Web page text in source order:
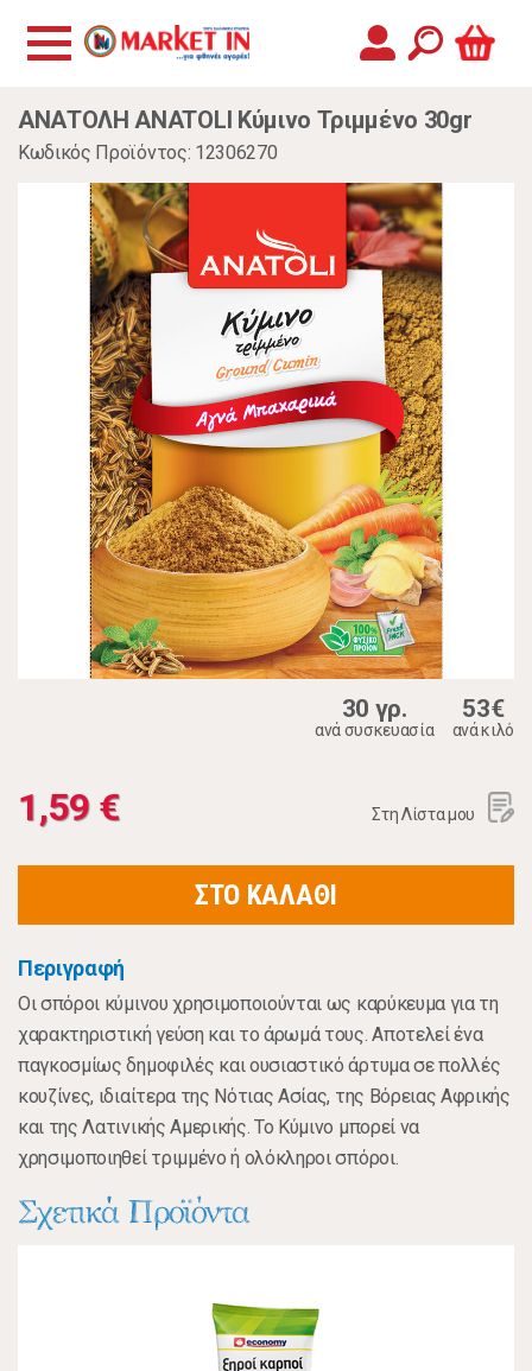
ΑΝΑΤΟΛΗ ANATOLI Κύμινο Τριμμένο 30gr
Κωδικός Προϊόντος: 12306270
30 γρ.
ανά συσκευασία
53€
ανά κιλό
1,59 € Στη Λίστα μου
ΣΤΟ ΚΑΛΑΘΙ
Περιγραφή
Οι σπόροι κύμινου χρησιμοποιούνται ως καρύκευμα για τη
χαρακτηριστική γεύση και το άρωμά τους. Αποτελεί ένα
παγκοσμίως δημοφιλές και ουσιαστικό άρτυμα σε πολλές
κουζίνες, ιδιαίτερα της Νότιας Ασίας, της Βόρειας Αφρικής
και της Λατινικής Αμερικής. Το Κύμινο μπορεί να
χρησιμοποιηθεί τριμμένο ή ολόκληροι σπόροι.
Σχετικά Προϊόντα